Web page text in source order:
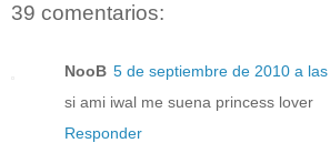
39 comentarios:
NooB 5 de septiembre de 2010 a las
si ami iwal me suena princess lover
Responder